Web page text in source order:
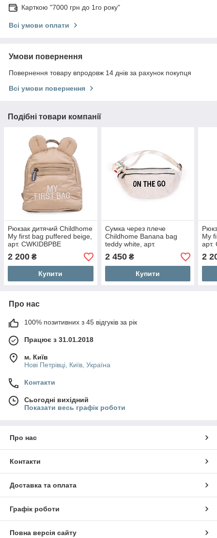
Карткою "7000 грн до 1го року"
Всі умови оплати
Умови повернення
Повернення товару впродовж 14 днів за рахунок покупця
Всі умови повернення
Подібні товари компанії
Рюкзак дитячий Childhome
My first bag puffered beige,
арт. CWKIDBPBE
2 200 ₴
Купити
Сумка через плече
Childhome Banana bag
teddy white, арт.
CWBANATW
2 450₴
Купити
My
арт.
2
Про нас
100% позитивних з 45 відгуків за рік
Працює з 31.01.2018
м. Київ
Нові Петрівці, Київ, Україна
Контакти
Сьогодні вихідний
Показати весь графік роботи
Про нас
Контакти
Доставка та оплата
Графік роботи
Повна версія сайту